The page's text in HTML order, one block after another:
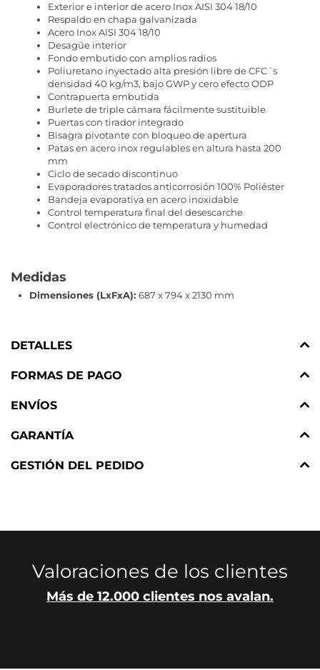
Exterior e interior de acero Inox AISI 304 18/10
Respaldo en chapa galvanizada
Acero Inox AISI 304 18/10
Desagüe interior
Fondo embutido con amplios radios
Poliuretano inyectado alta presión libre de CFC´s
densidad 40 kg/m3, bajo GWP y cero efecto ODP
Contrapuerta embutida
Burlete de triple cámara fácilmente sustituible
Puertas con tirador integrado
Bisagra pivotante con bloqueo de apertura
Patas en acero inox regulables en altura hasta 200
mm
Ciclo de secado discontinuo
Evaporadores tratados anticorrosión 100% Poliéster
Bandeja evaporativa en acero inoxidable
Control temperatura final del desescarche
Control electrónico de temperatura y humedad
Medidas
Dimensiones (LxFxA): 687 x 794 x 2130 mm
DETALLES
FORMAS DE PAGO
ENVÍOS
GARANTÍA
GESTIÓN DEL PEDIDO
Valoraciones de los clientes
Más de 12.000 clientes nos avalan.